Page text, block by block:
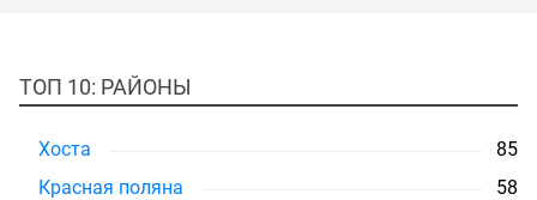
ТОП 10: РАЙОНЫ
Хоста
85
Красная поляна
58